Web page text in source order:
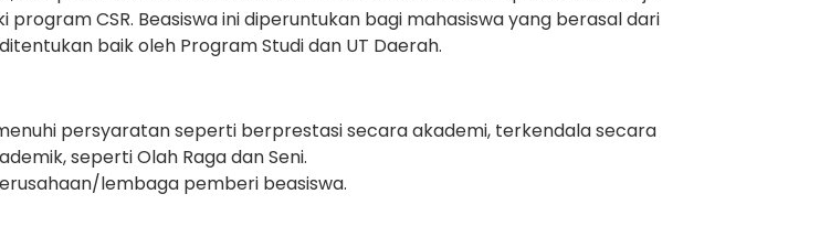
CSR. Beasiswa ini diperuntukan bagi mahasiswa yang berasal dari
baik oleh Program Studi dan UT Daerah.
persyaratan seperti berprestasi secara akademi, terkendala secara
seperti Olah Raga dan Seni.
lembaga pemberi beasiswa.